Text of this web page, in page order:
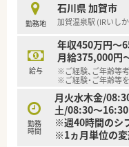
勤務地
石川県 加賀市
加賀温泉駅 (IRいし
給与
年収450万円～
月給375,000円
※ご経験、ご年齢等
※ご経験・ご年齢等
勤務
時間
月火水木金/
土/08:30～16:30
※週40時間のシ
※1ヵ月単位の